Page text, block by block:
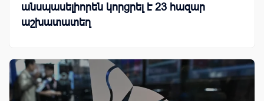
անսպասելիորեն կորցրել է 23 հազար
աշխատատեղ